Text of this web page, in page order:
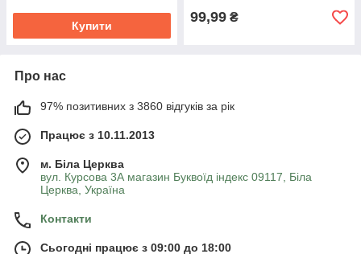
Купити
99,99 ₴
Про нас
97% позитивних з 3860 відгуків за рік
Працює з 10.11.2013
м. Біла Церква
вул. Курсова 3А магазин Буквоїд індекс 09117, Біла
Церква, Україна
Контакти
Сьогодні працює з 09:00 до 18:00